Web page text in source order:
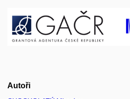
Autoři